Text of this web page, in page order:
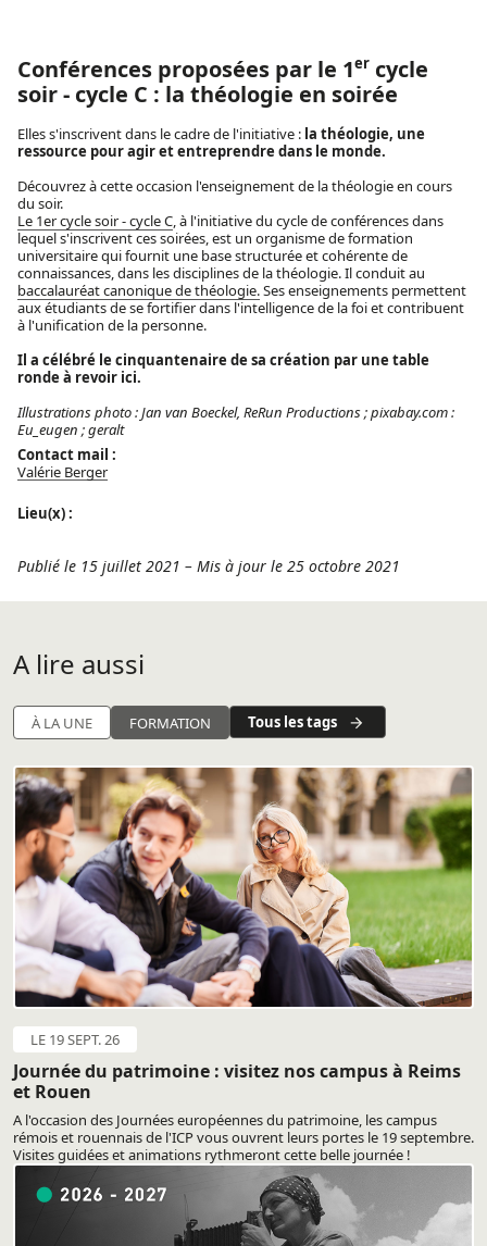
Conférences proposées par le 1er cycle
soir - cycle C : la théologie en soirée
Elles s'inscrivent dans le cadre de l'initiative : la théologie, une
ressource pour agir et entreprendre dans le monde.
Découvrez à cette occasion l'enseignement de la théologie en cours
du soir.
Le 1er cycle soir - cycle C, à l'initiative du cycle de conférences dans
lequel s'inscrivent ces soirées, est un organisme de formation
universitaire qui fournit une base structurée et cohérente de
connaissances, dans les disciplines de la théologie. Il conduit au
baccalauréat canonique de théologie.Ses enseignements permettent
aux étudiants de se fortifier dans l'intelligence de la foi et contribuent
à l'unification de la personne.
Il a célébré le cinquantenaire de sa création par une table
ronde à revoir ici.
Illustrations photo : Jan van Boeckel, ReRun Productions ; pixabay.com :
Eu_eugen ; geralt
Contact mail :
Valérie Berger
Lieu(x) :
Publié le 15 juillet 2021 – Mis à jour le 25 octobre 2021
A lire aussi
À LA UNE FORMATION Tous les tags
LE 19 SEPT. 26
Journée du patrimoine : visitez nos campus à Reims
et Rouen
A l'occasion des Journées européennes du patrimoine, les campus
rémois et rouennais de l'ICP vous ouvrent leurs portes le 19 septembre.
Visites guidées et animations rythmeront cette belle journée !